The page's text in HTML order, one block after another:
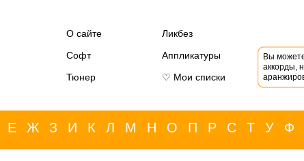
О сайте
Ликбез
Софт
Аппликатуры
Тюнер
♡ Мои списки
Вы
аккорды,
Е Ж З И К Л М Н О П Р С Т У Ф